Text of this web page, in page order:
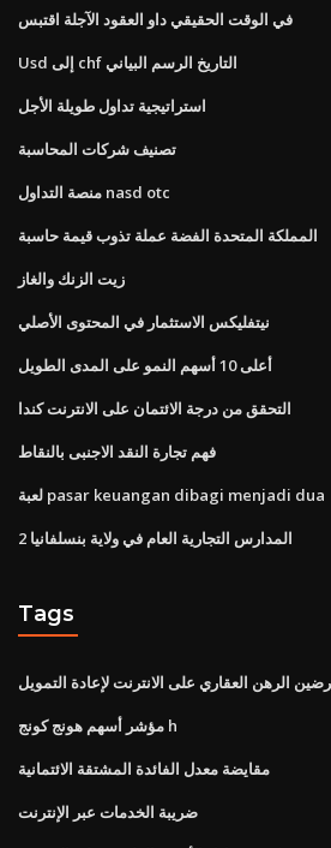
في الوقت الحقيقي داو العقود الآجلة اقتبس
Usd إلى chf التاريخ الرسم البياني
استراتيجية تداول طويلة الأجل
تصنيف شركات المحاسبة
منصة التداول nasd otc
المملكة المتحدة الفضة عملة تذوب قيمة حاسبة
زيت الزنك والغاز
نيتفليكس الاستثمار في المحتوى الأصلي
أعلى 10 أسهم النمو على المدى الطويل
التحقق من درجة الائتمان على الانترنت كندا
فهم تجارة النقد الاجنبى بالنقاط
لعبة pasar keuangan dibagi menjadi dua
2 المدارس التجارية العام في ولاية بنسلفانيا
Tags
الرهن العقاري على الانترنت لإعادة التمويل
مؤشر أسهم هونج كونج h
مقايضة معدل الفائدة المشتقة الائتمانية
ضريبة الخدمات عبر الإنترنت